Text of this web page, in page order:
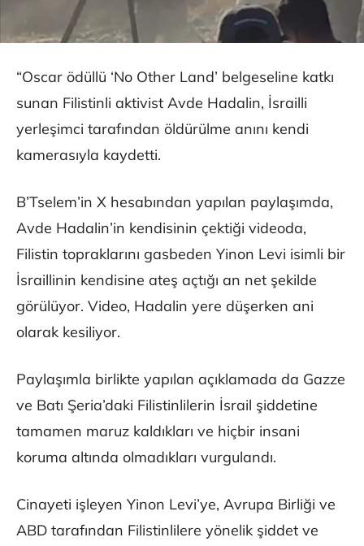
“Oscar ödüllü ‘No Other Land’ belgeseline katkı
sunan Filistinli aktivist Avde Hadalin, İsrailli
yerleşimci tarafından öldürülme anını kendi
kamerasıyla kaydetti.
B’Tselem’in X hesabından yapılan paylaşımda,
Avde Hadalin’in kendisinin çektiği videoda,
Filistin topraklarını gasbeden Yinon Levi isimli bir
İsraillinin kendisine ateş açtığı an net şekilde
görülüyor. Video, Hadalin yere düşerken ani
olarak kesiliyor.
Paylaşımla birlikte yapılan açıklamada da Gazze
ve Batı Şeria’daki Filistinlilerin İsrail şiddetine
tamamen maruz kaldıkları ve hiçbir insani
koruma altında olmadıkları vurgulandı.
Cinayeti işleyen Yinon Levi’ye, Avrupa Birliği ve
ABD tarafından Filistinlilere yönelik şiddet ve